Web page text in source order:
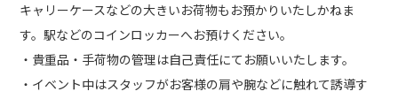
キャリーケースなどの大きいお荷物もお預かりいたしかねま
す。駅などのコインロッカーへお預けください。
・貴重品・手荷物の管理は自己責任にてお願いいたします。
・イベント中はスタッフがお客様の肩や腕などに触れて誘導す